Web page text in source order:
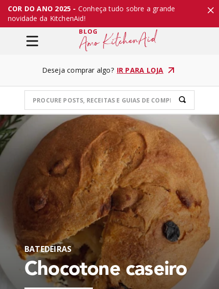
COR DO ANO 2025 - Conheça tudo sobre a grande
novidade da KitchenAid!
Deseja comprar algo? IR PARA LOJA
BATEDEIRAS
Chocotone caseiro